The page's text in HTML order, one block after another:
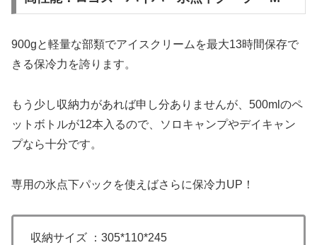
900gと軽量な部類でアイスクリームを最大13時間保存で
きる保冷力を誇ります。
もう少し収納力があれば申し分ありませんが、500mlのペ
ットボトルが12本入るので、ソロキャンプやデイキャン
プなら十分です。
専用の氷点下パックを使えばさらに保冷力UP！
収納サイズ ：305*110*245